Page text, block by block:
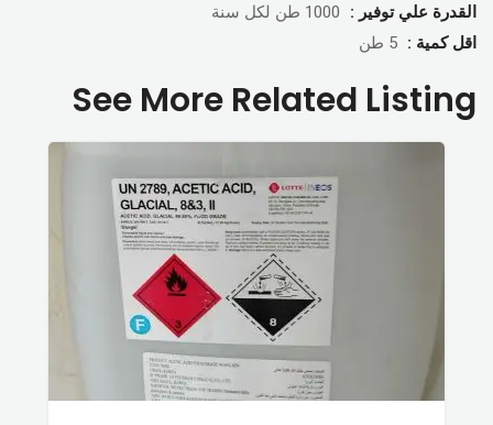
القدرة علي توفير :
1000 طن لكل سنة
اقل كمية : 5 طن
See More Related Listing